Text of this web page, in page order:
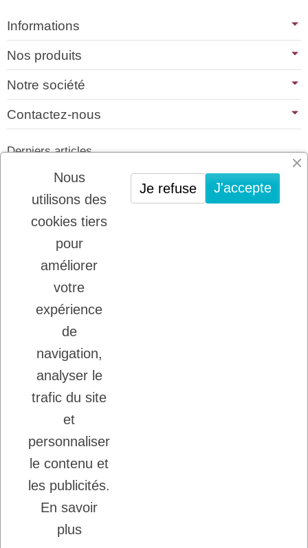
Informations
Nos produits
Notre société
Contactez-nous
Derniers articles
01/07/2026
PLATINUM : LE MEILLEUR DE LA
VIANDE POUR CHIENS ET CHATS
22/08/2025
LADYBEL : DES SOINS FRANCAIS DE
GRANDE QUALITE
Inscription à la newsletter
Vous pouvez vous désinscrire à tout moment.
J'accepte les conditions générales et la
politique de confidentialité.
Copyright © 2026 - DogFrenchTouch™
Création Ecommerce
Nous
utilisons des
cookies tiers
pour
améliorer
votre
expérience
de
navigation,
analyser le
trafic du site
et
personnaliser
le contenu et
les publicités.
En savoir
plus
J'accepte
Je refuse